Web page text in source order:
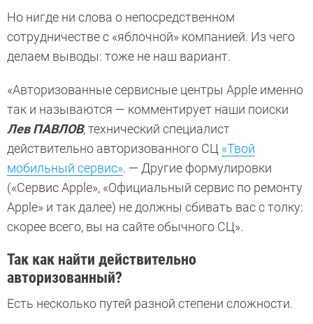
Но нигде ни слова о непосредственном
сотрудничестве с «яблочной» компанией. Из чего
делаем выводы: тоже не наш вариант.
«Авторизованные сервисные центры Apple именно
так и называются — комментирует наши поиски
Лев ПАВЛОВ, технический специалист
действительно авторизованного СЦ «Твой
мобильный сервис». — Другие формулировки
(«Сервис Apple», «Официальный сервис по ремонту
Apple» и так далее) не должны сбивать вас с толку:
скорее всего, вы на сайте обычного СЦ».
Так как найти действительно
авторизованный?
Есть несколько путей разной степени сложности.